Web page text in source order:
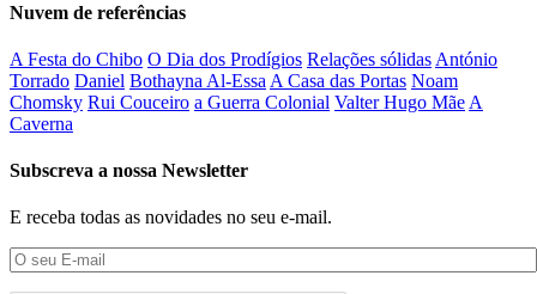
Nuvem de referências
A Festa do Chibo O Dia dos Prodígios Relações sólidas António
Torrado Daniel Bothayna Al-Essa A Casa das Portas Noam
Chomsky Rui Couceiro a Guerra Colonial Valter Hugo Mãe A
Caverna
Subscreva a nossa Newsletter
E receba todas as novidades no seu e-mail.